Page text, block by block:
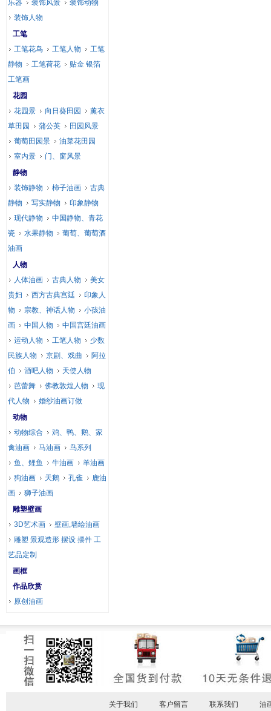
乐器 装饰风景
装饰动物
装饰人物
工笔
工笔花鸟
工笔人物
工笔
静物
工笔荷花
贴金 银箔
工笔画
花园
花园景
向日葵田园
薰衣
草田园
蒲公英
田园风景
葡萄田园景
油菜花田园
室内景
门、窗风景
静物
装饰静物
柿子油画
古典
静物
写实静物
印象静物
现代静物
中国静物、青花
瓷
水果静物
葡萄、葡萄酒
油画
人物
人体油画
古典人物
美女
贵妇
西方古典宫廷
印象人
物
宗教、神话人物
小孩油
画
中国人物
中国宫廷油画
运动人物
工笔人物
少数
民族人物
京剧、戏曲
阿拉
伯
酒吧人物
天使人物
芭蕾舞
佛教敦煌人物
现
代人物
婚纱油画订做
动物
动物综合
鸡、鸭、鹅、家
禽油画
马油画
鸟系列
鱼、鲤鱼
牛油画
羊油画
狗油画
天鹅 孔雀
鹿油
画
狮子油画
雕塑壁画
3D艺术画
壁画,墙绘油画
雕塑 景观造形 摆设 摆件 工
艺品定制
画框
作品欣赏
原创油画
关于我们 客户留言 联系我们 油